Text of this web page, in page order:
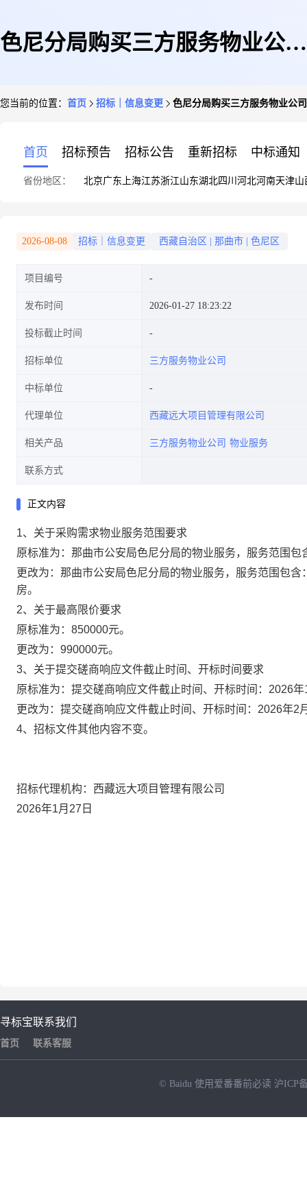
色尼分局购买三方服务物业公司
您当前的位置： 首页 招标｜信息变更 色尼分局购买三方服务物业公
首页 招标预告 招标公告 重新招标 中标通知
省份地区： 北京广东 上海江苏浙江山东湖北四川 河北河南天津山
2026-08-08 招标｜信息变更 西藏自治区 那曲市 色尼区
项目编号
发布时间 2026-01-27 18:23:22
投标截止时间
招标单位 三方服务物业公司
中标单位
代理单位 西藏远大项目管理有限公司
相关产品 三方服务物业公司 物业服务
联系方式
正文内容
1、 关于采购需求物业服务范围要求
原标准为： 那曲市公安局色尼分局的物业服务，服务范围
更改为： 那曲市公安局色尼分局的物业服务，服务范围包
房。
2、 关于最高限价要求
原标准为： 850000元。
更改为： 990000元。
3、 关于提交磋商响应文件截止时间、开标时间要求
原标准为： 提交磋商响应文件截止时间、 开标时间 ： 2026年
更改为： 提交磋商响应文件截止时间、 开标时间 ： 2026年2
4、 招标文件其他内容不变。
招标代理机构：西藏远大项目管理有限公司
2026年1月 27 日
寻标宝
首页
联系我们
联系客服
© Baidu 使用爱番番前必读 沪ICP